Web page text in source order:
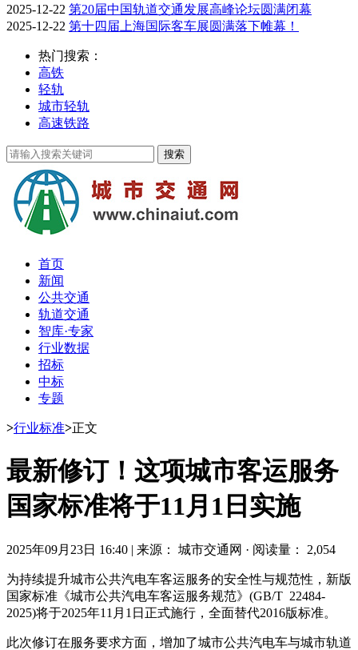
2025-12-22 第20届中国轨道交通发展高峰论坛圆满闭幕
2025-12-22 第十四届上海国际客车展圆满落下帷幕！
热门搜索：
高铁
轻轨
城市轻轨
高速铁路
首页
新闻
公共交通
轨道交通
智库·专家
行业数据
招标
中标
专题
>行业标准>正文
最新修订！这项城市客运服务
国家标准将于11月1日实施
2025年09月23日 16:40 | 来源： 城市交通网 · 阅读量： 2,054
为持续提升城市公共汽电车客运服务的安全性与规范性，新版
国家标准《城市公共汽电车客运服务规范》(GB/T 22484-
2025)将于2025年11月1日正式施行，全面替代2016版标准。
此次修订在服务要求方面，增加了城市公共汽电车与城市轨道